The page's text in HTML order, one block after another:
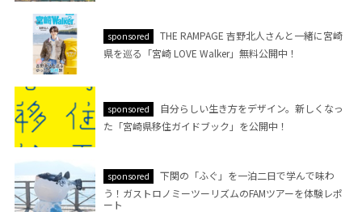
sponsored
THE RAMPAGE 吉野北人さんと一緒に宮崎
県を巡る「宮崎 LOVE Walker」無料公開中！
sponsored
自分らしい生き方をデザイン。新しくなっ
た「宮崎県移住ガイドブック」を公開中！
sponsored
下関の「ふぐ」を一泊二日で学んで味わ
う！ガストロノミーツーリズムのFAMツアーを体験レポ
ート